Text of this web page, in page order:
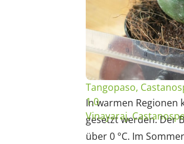
Tangopaso,
1.0
Vinayaraj,
In warmen Regionen
gesetzt werden. Der
über 0 °C. Im